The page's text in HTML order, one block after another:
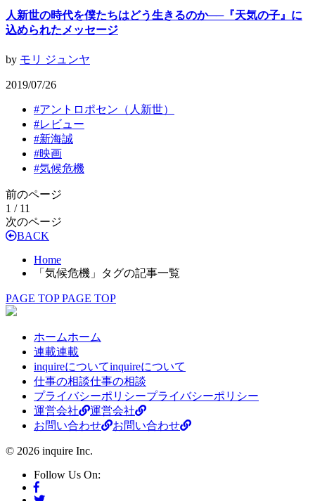
人新世の時代を僕たちはどう生きるのか──『天気の子』に
込められたメッセージ
by モリ ジュンヤ
2019/07/26
#アントロポセン（人新世）
#レビュー
#新海誠
#映画
#気候危機
前のページ
1 / 11
次のページ
BACK
Home
「気候危機」タグの記事一覧
PAGE TOP PAGE TOP
ホームホーム
連載連載
inquireについてinquireについて
仕事の相談仕事の相談
プライバシーポリシープライバシーポリシー
運営会社
運営会社
お問い合わせ
お問い合わせ
© 2026 inquire Inc.
Follow Us On: